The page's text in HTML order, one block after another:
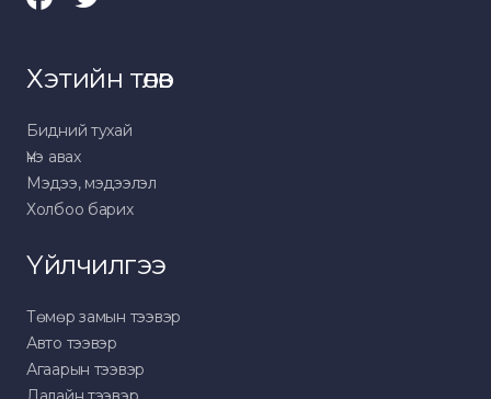
Хэтийн төлөв
Бидний тухай
Үнэ авах
Мэдээ, мэдээлэл
Холбоо барих
Үйлчилгээ
Төмөр замын тээвэр
Авто тээвэр
Агаарын тээвэр